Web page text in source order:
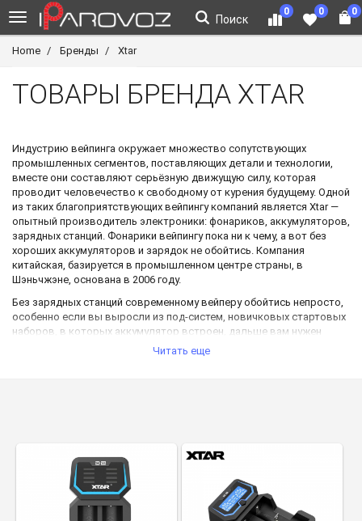
Поиск
0 0 0
Home Бренды Xtar
ТОВАРЫ БРЕНДА XTAR
Индустрию вейпинга окружает множество сопутствующих
промышленных сегментов, поставляющих детали и технологии,
вместе они составляют серьёзную движущую силу, которая
проводит человечество к свободному от курения будущему. Одной
из таких благоприятствующих вейпингу компаний является Xtar —
опытный производитель электроники: фонариков, аккумуляторов,
зарядных станций. Фонарики вейпингу пока ни к чему, а вот без
хороших аккумуляторов и зарядок не обойтись. Компания
китайская, базируется в промышленном центре страны, в
Шэньчжэне, основана в 2006 году.
Без зарядных станций современному вейперу обойтись непросто,
особенно если вы выросли из под-систем, новичковых стартовых
наборов, в которых аккумулятор встроен, дальше вам нужен
будет зарядник, как минимум на две банки, например PB2, на
универсальная (поддерживается более 10 аккумуляторных
типоразмеров), с четырьмя независимыми каналами заряда.
Продукция Xtar хорошо известна не только в Китае, и на
постсоветском пространстве, но и во всём мире. В 2016 году
компания заслужила награду MOST, а также SAT. В 2018 году
Читать еще